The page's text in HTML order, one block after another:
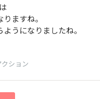
ますね。
になりましたね。
ション